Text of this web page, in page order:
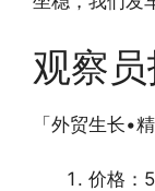
观察
「外贸生长•
价格：